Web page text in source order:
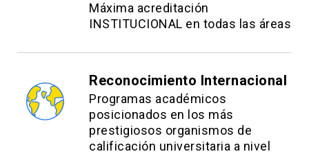
Máxima acreditación
INSTITUCIONAL en todas las áreas
Reconocimiento Internacional
Programas académicos
posicionados en los más
prestigiosos organismos de
calificación universitaria a nivel